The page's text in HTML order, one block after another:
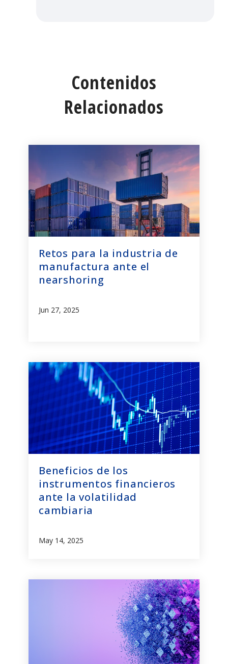
Contenidos
Relacionados
Retos para la industria de
manufactura ante el
nearshoring
Jun 27, 2025
Beneficios de los
instrumentos financieros
ante la volatilidad
cambiaria
May 14, 2025